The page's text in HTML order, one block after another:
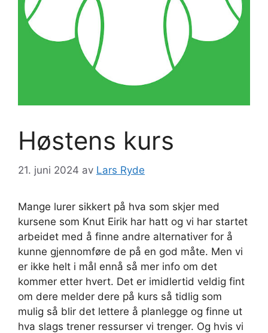
Høstens kurs
21. juni 2024 av Lars Ryde
Mange lurer sikkert på hva som skjer med
kursene som Knut Eirik har hatt og vi har startet
arbeidet med å finne andre alternativer for å
kunne gjennomføre de på en god måte. Men vi
er ikke helt i mål ennå så mer info om det
kommer etter hvert. Det er imidlertid veldig fint
om dere melder dere på kurs så tidlig som
mulig så blir det lettere å planlegge og finne ut
hva slags trener ressurser vi trenger. Og hvis vi